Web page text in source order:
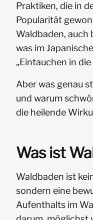
Praktiken, die in
Popularität
Waldbaden, auch
was im
„Eintauchen in
Aber was genau
und warum
die heilende
Was ist
Waldbaden ist
sondern eine
Aufenthalts im